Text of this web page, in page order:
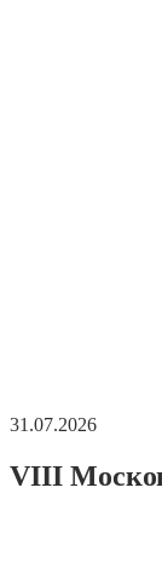
31.07.2026
VIII